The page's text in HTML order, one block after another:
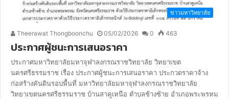
ข่าวมหาวิทยาลัย
Theerawat Thongboonchu 05/02/2026 0 463
ประกาศผู้ชนะการเสนอราคา
ประกาศมหาวิทยาลัยมหาจุฬาลงกรณราชวิทยาลัย วิทยาเขต
นครศรีธรรมราช เรื่อง ประกาศผู้ชนะการเสนอราคา ประกวดราคาจ้าง
ก่อสร้างคันดินรอบพื้นที่ มหาวิทยาลัยมหาจุฬาลงกรณราชวิทยาลัย
วิทยาเขตนครศรีธรรมราช บ้านสาคูเหนือ ตำบลช้างซ้าย อำเภอพระพรหม